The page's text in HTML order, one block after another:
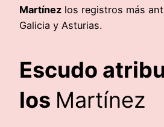
Martínez los registros más
Galicia y Asturias.
Escudo
los Martínez